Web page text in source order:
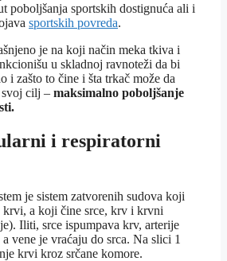
poboljšanja sportskih dostignuća ali i
sportskih povreda.
je na koji način meka tkiva i
u skladnoj ravnoteži da bi
i zašto to čine i šta trkač može da
cilj – maksimalno poboljšanje
i respiratorni
je sistem zatvorenih sudova koji
krvi, a koji čine srce, krv i krvni
Iliti, srce ispumpava krv, arterije
vene je vraćaju do srca. Na slici 1
krvi kroz srčane komore.